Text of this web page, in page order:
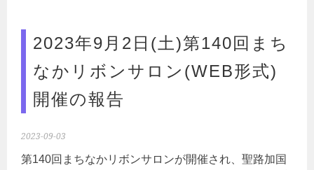
2023年9月2日(土)第140回まち
なかリボンサロン(WEB形式)
開催の報告
2023-09-03
第140回まちなかリボンサロンが開催され、聖路加国